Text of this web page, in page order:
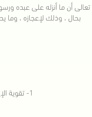
تعالى أن ما أنزله على عبده
بحال ، وذلك لإعجازه ، وما
1- تقوية الإيمان بالله تعالى وكتابه ورسوله ، الحث على طلب الهداية من الكتاب الكريم